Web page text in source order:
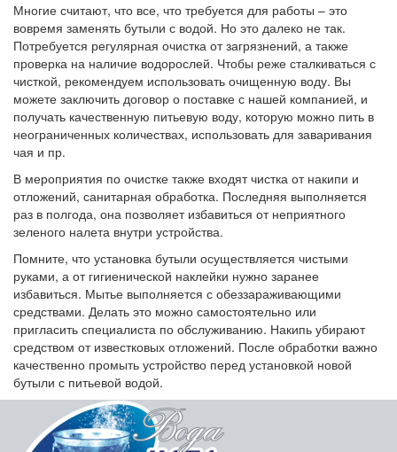
Многие считают, что все, что требуется для работы – это
вовремя заменять бутыли с водой. Но это далеко не так.
Потребуется регулярная очистка от загрязнений, а также
проверка на наличие водорослей. Чтобы реже сталкиваться с
чисткой, рекомендуем использовать очищенную воду. Вы
можете заключить договор о поставке с нашей компанией, и
получать качественную питьевую воду, которую можно пить в
неограниченных количествах, использовать для заваривания
чая и пр.
В мероприятия по очистке также входят чистка от накипи и
отложений, санитарная обработка. Последняя выполняется
раз в полгода, она позволяет избавиться от неприятного
зеленого налета внутри устройства.
Помните, что установка бутыли осуществляется чистыми
руками, а от гигиенической наклейки нужно заранее
избавиться. Мытье выполняется с обеззараживающими
средствами. Делать это можно самостоятельно или
пригласить специалиста по обслуживанию. Накипь убирают
средством от известковых отложений. После обработки важно
качественно промыть устройство перед установкой новой
бутыли с питьевой водой.